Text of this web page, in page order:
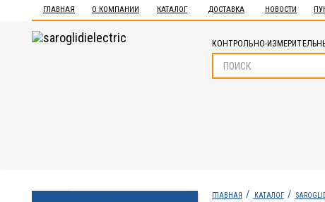
ГЛАВНАЯ О КОМПАНИИ КАТАЛОГ ДОСТАВКА НОВОСТИ
КОНТРОЛЬНО-
ГЛАВНАЯ КАТАЛОГ